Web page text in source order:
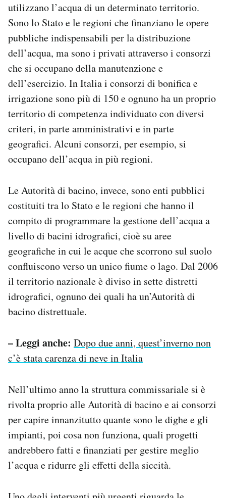
utilizzano l’acqua di un determinato territorio.
Sono lo Stato e le regioni che finanziano le opere
pubbliche indispensabili per la distribuzione
dell’acqua, ma sono i privati attraverso i consorzi
che si occupano della manutenzione e
dell’esercizio. In Italia i consorzi di bonifica e
irrigazione sono più di 150 e ognuno ha un proprio
territorio di competenza individuato con diversi
criteri, in parte amministrativi e in parte
geografici. Alcuni consorzi, per esempio, si
occupano dell’acqua in più regioni.
Le Autorità di bacino, invece, sono enti pubblici
costituiti tra lo Stato e le regioni che hanno il
compito di programmare la gestione dell’acqua a
livello di bacini idrografici, cioè su aree
geografiche in cui le acque che scorrono sul suolo
confluiscono verso un unico fiume o lago. Dal 2006
il territorio nazionale è diviso in sette distretti
idrografici, ognuno dei quali ha un’Autorità di
bacino distrettuale.
– Leggi anche: Dopo due anni, quest’inverno non
c’è stata carenza di neve in Italia
Nell’ultimo anno la struttura commissariale si è
rivolta proprio alle Autorità di bacino e ai consorzi
per capire innanzitutto quante sono le dighe e gli
impianti, poi cosa non funziona, quali progetti
andrebbero fatti e finanziati per gestire meglio
l’acqua e ridurre gli effetti della siccità.